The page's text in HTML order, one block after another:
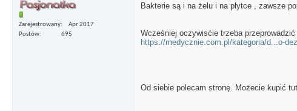
Zarejestrowany
Apr 2017
Postów
695
Bakterie są i na żelu i na płytce , zawsze
Wcześniej oczywisćie trzeba
https://medycznie.com.pl/kategoria/d...o-
Od siebie polecam stronę. Możecie kupić